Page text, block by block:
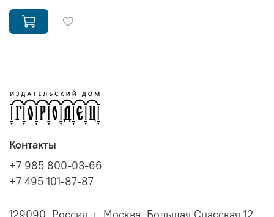
Контакты
+7 985 800-03-66
+7 495 101-87-87